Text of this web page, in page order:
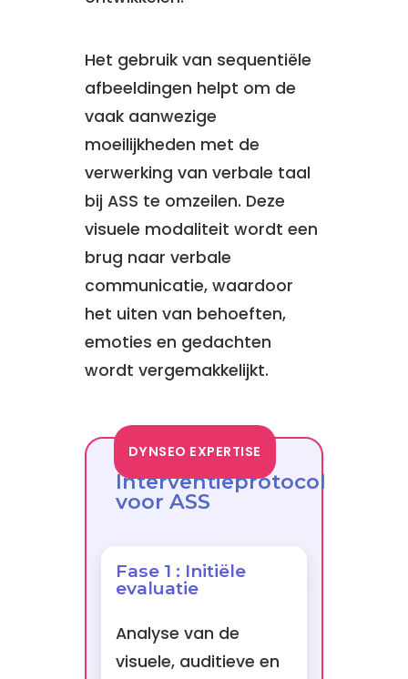
Het gebruik van sequentiële
afbeeldingen helpt om de
vaak aanwezige
moeilijkheden met de
verwerking van verbale taal
bij ASS te omzeilen. Deze
visuele modaliteit wordt een
brug naar verbale
communicatie, waardoor
het uiten van behoeften,
emoties en gedachten
wordt vergemakkelijkt.
DYNSEO EXPERTISE
Interventieprotocol
voor ASS
Fase 1 : Initiële
evaluatie
Analyse van de
visuele, auditieve en